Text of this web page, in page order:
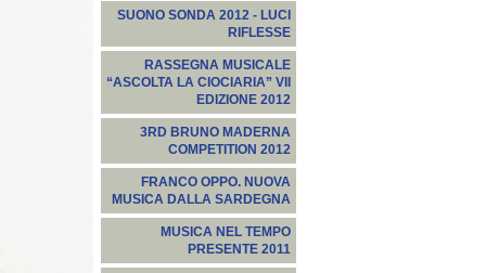
SUONO SONDA 2012 - LUCI
RIFLESSE
RASSEGNA MUSICALE
“ASCOLTA LA CIOCIARIA” VII
EDIZIONE 2012
3RD BRUNO MADERNA
COMPETITION 2012
FRANCO OPPO. NUOVA
MUSICA DALLA SARDEGNA
MUSICA NEL TEMPO
PRESENTE 2011